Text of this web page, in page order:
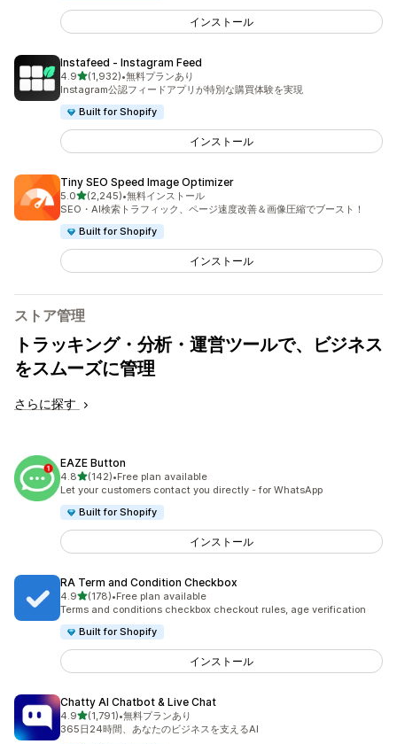
インストール
Instafeed ‑ Instagram Feed
4.95つ星中
(1,932)
合計レビュー数：1932件
•無料プランあり
Instagram公認フィードアプリが特別な購買体験を実現
Built for Shopify
インストール
Tiny SEO Speed Image Optimizer
5.05つ星中
(2,245)
合計レビュー数：2245件
•無料インストール
SEO・AI検索トラフィック、ページ速度改善＆画像圧縮でブースト！
Built for Shopify
インストール
ストア管理
トラッキング・分析・運営ツールで、ビジネス
をスムーズに管理
さらに探す
EAZE Button
4.85つ星中
(142)
合計レビュー数：142件
•Free plan available
Let your customers contact you directly - for WhatsApp
Built for Shopify
インストール
RA Term and Condition Checkbox
4.95つ星中
(178)
合計レビュー数：178件
•Free plan available
Terms and conditions checkbox checkout rules, age verification
Built for Shopify
インストール
Chatty AI Chatbot & Live Chat
4.95つ星中
(1,791)
合計レビュー数：1791件
•無料プランあり
365日24時間、あなたのビジネスを支えるAI